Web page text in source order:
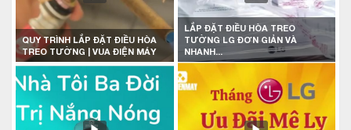
QUY TRÌNH LẮP ĐẶT ĐIỀU HÒA
TREO TƯỜNG | VUA ĐIỆN MÁY
LẮP ĐẶT ĐIỀU HÒA TREO
TƯỜNG LG ĐƠN GIẢN VÀ
NHANH...